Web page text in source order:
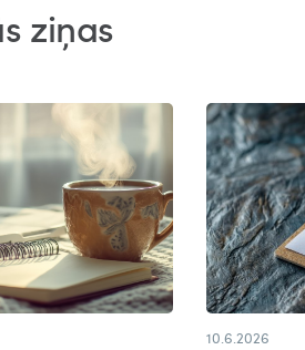
ziņas
10.6.2026